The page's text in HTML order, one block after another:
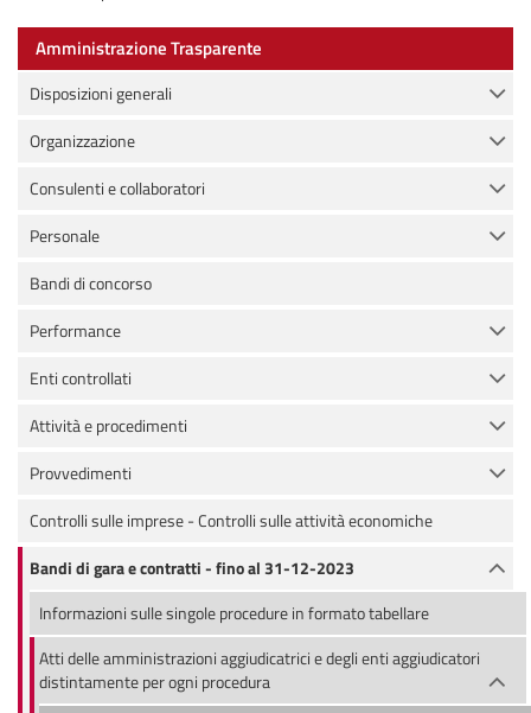
Amministrazione Trasparente
Disposizioni generali
Organizzazione
Consulenti e collaboratori
Personale
Bandi di concorso
Performance
Enti controllati
Attività e procedimenti
Provvedimenti
Controlli sulle imprese - Controlli sulle attività economiche
Bandi di gara e contratti - fino al 31-12-2023
Informazioni sulle singole procedure in formato tabellare
Atti delle amministrazioni aggiudicatrici e degli enti aggiudicatori
distintamente per ogni procedura